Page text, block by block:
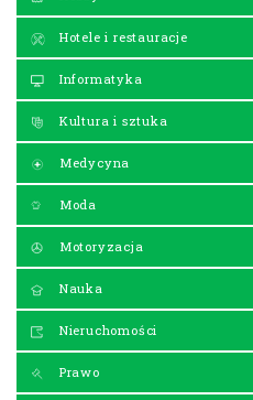
Hotele i restauracje
Informatyka
Kultura i sztuka
Medycyna
Moda
Motoryzacja
Nauka
Nieruchomości
Prawo